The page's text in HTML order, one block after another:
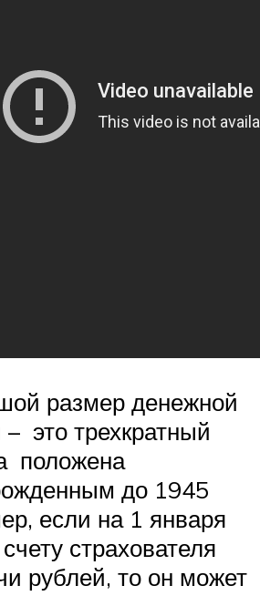
размер денежной
это трехкратный
положена
до 1945
если на 1 января
страхователя
рублей, то он может